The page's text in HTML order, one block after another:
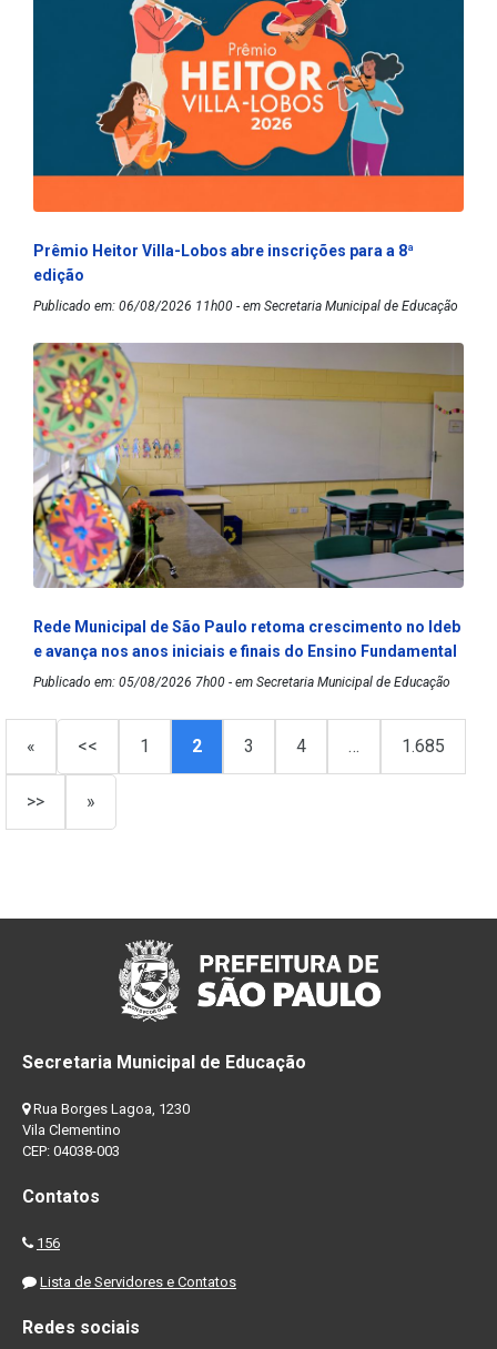
Prêmio Heitor Villa-Lobos abre inscrições para a 8ª
edição
Publicado em: 06/08/2026 11h00 - em Secretaria Municipal de Educação
Rede Municipal de São Paulo retoma crescimento no Ideb
e avança nos anos iniciais e finais do Ensino Fundamental
Publicado em: 05/08/2026 7h00 - em Secretaria Municipal de Educação
« << 1 2 3 4 … 1.685
>> »
Secretaria Municipal de Educação
Rua Borges Lagoa, 1230
Vila Clementino
CEP: 04038-003
Contatos
156
Lista de Servidores e Contatos
Redes sociais